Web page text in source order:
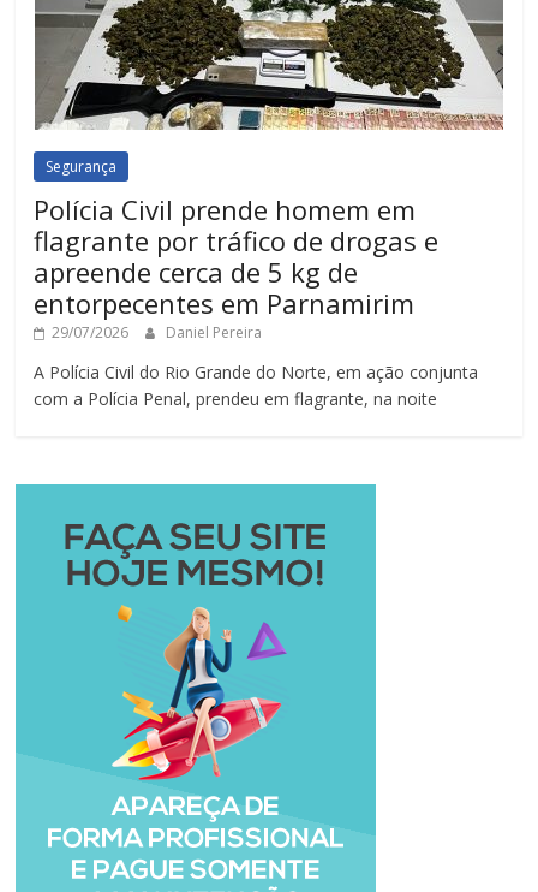
Segurança
Polícia Civil prende homem em
flagrante por tráfico de drogas e
apreende cerca de 5 kg de
entorpecentes em Parnamirim
29/07/2026 Daniel Pereira
A Polícia Civil do Rio Grande do Norte, em ação conjunta
com a Polícia Penal, prendeu em flagrante, na noite